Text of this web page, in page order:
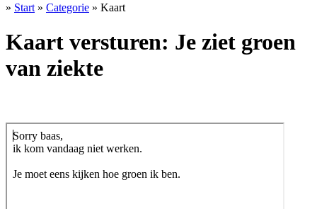
» Start » Categorie » Kaart
Kaart versturen: Je ziet groen
van ziekte